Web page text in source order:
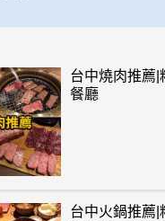
台中燒肉推薦|
餐廳
台中火鍋推薦|